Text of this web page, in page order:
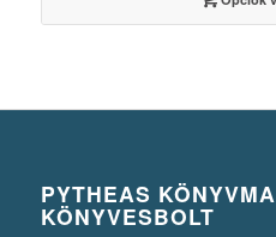
PYTHEAS
KÖNYVESBOLT